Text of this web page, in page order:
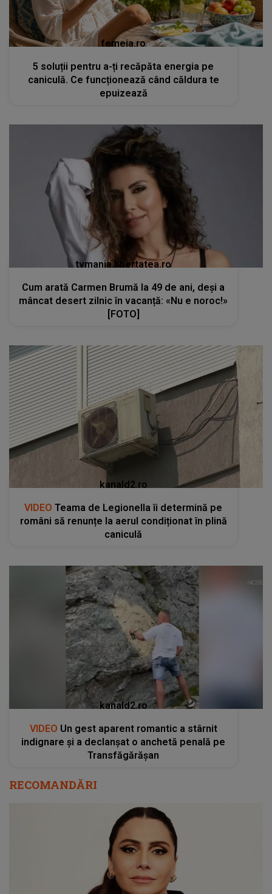
femeia.ro
5 soluții pentru a-ți recăpăta energia pe
caniculă. Ce funcționează când căldura te
epuizează
tvmania.libertatea.ro
Cum arată Carmen Brumă la 49 de ani, deși a
mâncat desert zilnic în vacanță: «Nu e noroc!»
[FOTO]
kanald2.ro
VIDEO Teama de Legionella îi determină pe
români să renunțe la aerul condiționat în plină
caniculă
kanald2.ro
VIDEO Un gest aparent romantic a stârnit
indignare și a declanșat o anchetă penală pe
Transfăgărășan
RECOMANDĂRI